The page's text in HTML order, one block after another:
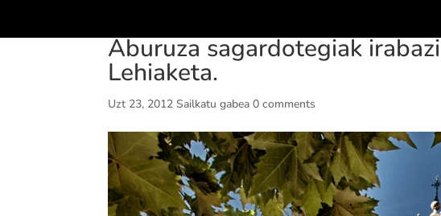
Aburuza sagardotegiak
Lehiaketa.
Uzt 23, 2012 Sailkatu gabea 0 comments